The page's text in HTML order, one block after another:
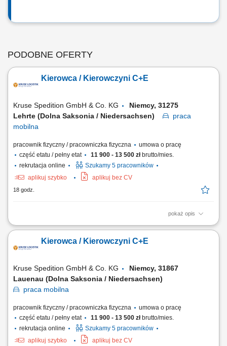
PODOBNE OFERTY
Kierowca / Kierowczyni C+E
Kruse Spedition GmbH & Co. KG
Niemcy, 31275
Lehrte (Dolna Saksonia / Niedersachsen)
praca
mobilna
pracownik fizyczny / pracowniczka fizyczna
umowa o pracę
część etatu / pełny etat
11 900 - 13 500 złbrutto/mies.
rekrutacja online
Szukamy 5 pracowników
aplikuj szybko
aplikuj bez CV
18 godz.
pokaż opis
Zadania Realizowanie przewozów dystrybucyjnych artykułów
naczepami lub przyczepami w wybranym trybie pracy: rotacyjnym 2:1
bądź w pełnym wymiarze godzin. Prowadzenie zestawów drogowych
Kierowca / Kierowczyni C+E
Kruse Spedition GmbH & Co. KG
Niemcy, 31867
Lauenau (Dolna Saksonia / Niedersachsen)
praca mobilna
pracownik fizyczny / pracowniczka fizyczna
umowa o pracę
część etatu / pełny etat
11 900 - 13 500 złbrutto/mies.
rekrutacja online
Szukamy 5 pracowników
aplikuj szybko
aplikuj bez CV